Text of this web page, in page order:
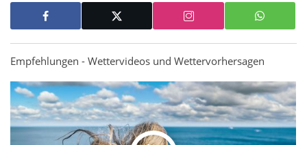
Empfehlungen - Wettervideos und Wettervorhersagen